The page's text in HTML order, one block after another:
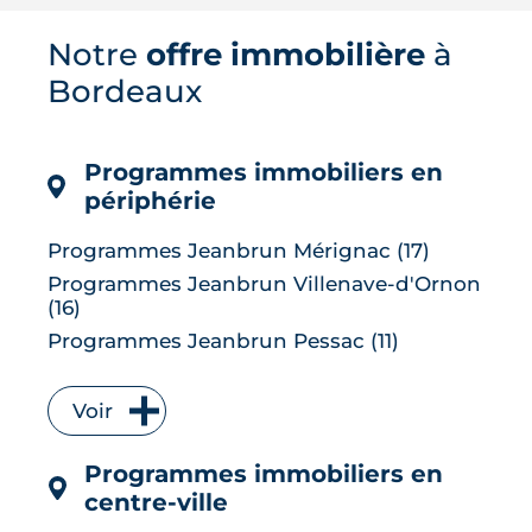
campus, son pôle hospitalier et sa
desserte en tramway. Tour d'horizon de
ses quartiers, de son cadre de vie et de
LIRE L'ARTICLE
Notre offre immobilière à
Bordeaux
Programmes immobiliers en
périphérie
Programmes Jeanbrun Mérignac (17)
Programmes Jeanbrun Villenave-d'Ornon
(16)
Programmes Jeanbrun Pessac (11)
Programmes Jeanbrun Bruges (7)
Programmes Jeanbrun Floirac (7)
Programmes Jeanbrun Le Bouscat (6)
Programmes Jeanbrun Cenon (6)
Voir
Programmes immobiliers en
centre-ville